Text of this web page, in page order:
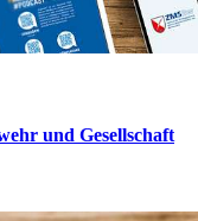
und Gesellschaft